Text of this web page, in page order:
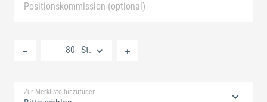
Positionskommission (optional)
St.
Zur Merkliste hinzufügen